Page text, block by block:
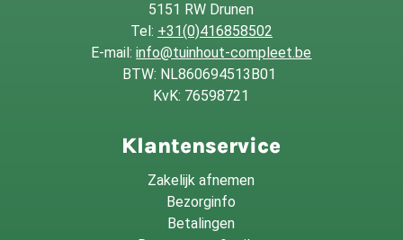
5151 RW Drunen
Tel: +31(0)416858502
E-mail:info@tuinhout-compleet.be
BTW: NL860694513B01
KvK: 76598721
Klantenservice
Zakelijk afnemen
Bezorginfo
Betalingen